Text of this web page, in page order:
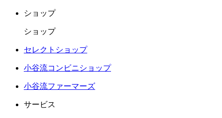
ショップ
ショップ
セレクトショップ
小谷流コンビニショップ
小谷流ファーマーズ
サービス